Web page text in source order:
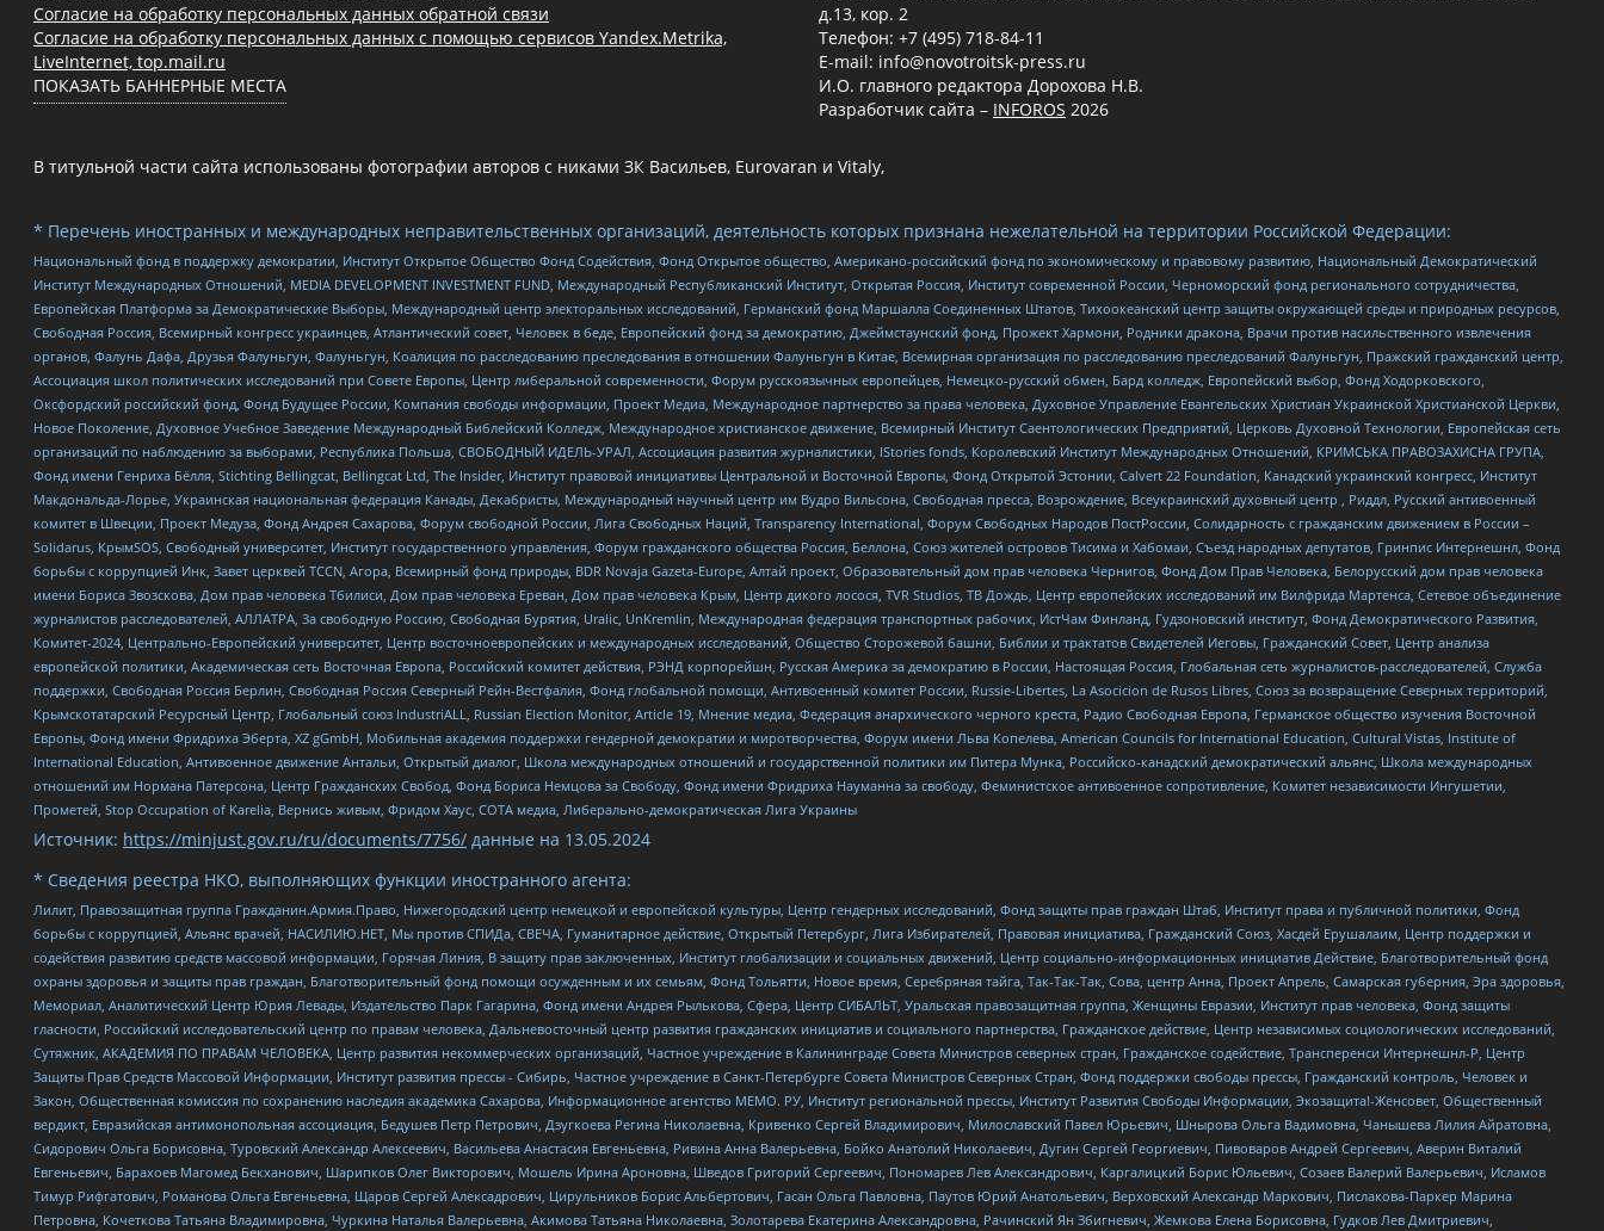
Согласие на обработку персональных данных обратной связи
Согласие на обработку персональных данных с помощью сервисов Yandex.Metrika,
LiveInternet, top.mail.ru
ПОКАЗАТЬ БАННЕРНЫЕ МЕСТА
д.13, кор. 2
Телефон: +7 (495) 718-84-11
E-mail: info@novotroitsk-press.ru
И.О. главного редактора Дорохова Н.В.
Разработчик сайта – INFOROS 2026
В титульной части сайта использованы фотографии авторов с никами ЗК Васильев, Eurovaran и Vitaly,
* Перечень иностранных и международных неправительственных организаций, деятельность которых признана нежелательной на территории Российской Федерации:
Национальный фонд в поддержку демократии, Институт Открытое Общество Фонд Содействия, Фонд Открытое общество, Американо-российский фонд по экономическому и правовому развитию, Национальный Демократический
Институт Международных Отношений, MEDIA DEVELOPMENT INVESTMENT FUND, Международный Республиканский Институт, Открытая Россия, Институт современной России, Черноморский фонд регионального сотрудничества,
Европейская Платформа за Демократические Выборы, Международный центр электоральных исследований, Германский фонд Маршалла Соединенных Штатов, Тихоокеанский центр защиты окружающей среды и природных ресурсов,
Свободная Россия, Всемирный конгресс украинцев, Атлантический совет, Человек в беде, Европейский фонд за демократию, Джеймстаунский фонд, Прожект Хармони, Родники дракона, Врачи против насильственного извлечения
органов, Фалунь Дафа, Друзья Фалуньгун, Фалуньгун, Коалиция по расследованию преследования в отношении Фалуньгун в Китае, Всемирная организация по расследованию преследований Фалуньгун, Пражский гражданский центр,
Ассоциация школ политических исследований при Совете Европы, Центр либеральной современности, Форум русскоязычных европейцев, Немецко-русский обмен, Бард колледж, Европейский выбор, Фонд Ходорковского,
Оксфордский российский фонд, Фонд Будущее России, Компания свободы информации, Проект Медиа, Международное партнерство за права человека, Духовное Управление Евангельских Христиан Украинской Христианской Церкви,
Новое Поколение, Духовное Учебное Заведение Международный Библейский Колледж, Международное христианское движение, Всемирный Институт Саентологических Предприятий, Церковь Духовной Технологии, Европейская сеть
организаций по наблюдению за выборами, Республика Польша, СВОБОДНЫЙ ИДЕЛЬ-УРАЛ, Ассоциация развития журналистики, IStories fonds, Королевский Институт Международных Отношений, КРИМСЬКА ПРАВОЗАХИСНА ГРУПА,
Фонд имени Генриха Бёлля, Stichting Bellingcat, Bellingcat Ltd, The Insider, Институт правовой инициативы Центральной и Восточной Европы, Фонд Открытой Эстонии, Calvert 22 Foundation, Канадский украинский конгресс, Институт
Макдональда-Лорье, Украинская национальная федерация Канады, Декабристы, Международный научный центр им Вудро Вильсона, Свободная пресса, Возрождение, Всеукраинский духовный центр , Риддл, Русский антивоенный
комитет в Швеции, Проект Медуза, Фонд Андрея Сахарова, Форум свободной России, Лига Свободных Наций, Transparеncy International, Форум Свободных Народов ПостРоссии, Солидарность с гражданским движением в России –
Solidarus, КрымSOS, Свободный университет, Институт государственного управления, Форум гражданского общества Россия, Беллона, Союз жителей островов Тисима и Хабомаи, Съезд народных депутатов, Гринпис Интернешнл, Фонд
борьбы с коррупцией Инк, Завет церквей TCCN, Агора, Всемирный фонд природы, BDR Novaja Gazeta-Europe, Алтай проект, Образовательный дом прав человека Чернигов, Фонд Дом Прав Человека, Белорусский дом прав человека
имени Бориса Звозскова, Дом прав человека Тбилиси, Дом прав человека Ереван, Дом прав человека Крым, Центр дикого лосося, TVR Studios, ТВ Дождь, Центр европейских исследований им Вилфрида Мартенса, Сетевое объединение
журналистов расследователей, АЛЛАТРА, За свободную Россию, Свободная Бурятия, Uralic, UnKremlin, Международная федерация транспортных рабочих, ИстЧам Финланд, Гудзоновский институт, Фонд Демократического Развития,
Комитет-2024, Центрально-Европейский университет, Центр восточноевропейских и международных исследований, Общество Сторожевой башни, Библии и трактатов Свидетелей Иеговы, Гражданский Совет, Центр анализа
европейской политики, Академическая сеть Восточная Европа, Российский комитет действия, РЭНД корпорейшн, Русская Америка за демократию в России, Настоящая Россия, Глобальная сеть журналистов-расследователей, Служба
поддержки, Свободная Россия Берлин, Свободная Россия Северный Рейн-Вестфалия, Фонд глобальной помощи, Антивоенный комитет России, Russie-Libertes, La Asocicion de Rusos Libres, Союз за возвращение Северных территорий,
Крымскотатарский Ресурсный Центр, Глобальный союз IndustriALL, Russian Election Monitor, Article 19, Мнение медиа, Федерация анархического черного креста, Радио Свободная Европа, Германское общество изучения Восточной
Европы, Фонд имени Фридриха Эберта, XZ gGmbH, Мобильная академия поддержки гендерной демократии и миротворчества, Форум имени Льва Копелева, American Councils for International Education, Cultural Vistas, Institute of
International Education, Антивоенное движение Антальи, Открытый диалог, Школа международных отношений и государственной политики им Питера Мунка, Российско-канадский демократический альянс, Школа международных
отношений им Нормана Патерсона, Центр Гражданских Свобод, Фонд Бориса Немцова за Свободу, Фонд имени Фридриха Науманна за свободу, Феминистское антивоенное сопротивление, Комитет независимости Ингушетии,
Прометей, Stop Occupation of Karelia, Вернись живым, Фридом Хаус, СОТА медиа, Либерально-демократическая Лига Украины
Источник: https://minjust.gov.ru/ru/documents/7756/ данные на 13.05.2024
* Сведения реестра НКО, выполняющих функции иностранного агента:
Лилит, Правозащитная группа Гражданин.Армия.Право, Нижегородский центр немецкой и европейской культуры, Центр гендерных исследований, Фонд защиты прав граждан Штаб, Институт права и публичной политики, Фонд
борьбы с коррупцией, Альянс врачей, НАСИЛИЮ.НЕТ, Мы против СПИДа, СВЕЧА, Гуманитарное действие, Открытый Петербург, Лига Избирателей, Правовая инициатива, Гражданский Союз, Хасдей Ерушалаим, Центр поддержки и
содействия развитию средств массовой информации, Горячая Линия, В защиту прав заключенных, Институт глобализации и социальных движений, Центр социально-информационных инициатив Действие, Благотворительный фонд
охраны здоровья и защиты прав граждан, Благотворительный фонд помощи осужденным и их семьям, Фонд Тольятти, Новое время, Серебряная тайга, Так-Так-Так, Сова, центр Анна, Проект Апрель, Самарская губерния, Эра здоровья,
Мемориал, Аналитический Центр Юрия Левады, Издательство Парк Гагарина, Фонд имени Андрея Рылькова, Сфера, Центр СИБАЛЬТ, Уральская правозащитная группа, Женщины Евразии, Институт прав человека, Фонд защиты
гласности, Российский исследовательский центр по правам человека, Дальневосточный центр развития гражданских инициатив и социального партнерства, Гражданское действие, Центр независимых социологических исследований,
Сутяжник, АКАДЕМИЯ ПО ПРАВАМ ЧЕЛОВЕКА, Центр развития некоммерческих организаций, Частное учреждение в Калининграде Совета Министров северных стран, Гражданское содействие, Трансперенси Интернешнл-Р, Центр
Защиты Прав Средств Массовой Информации, Институт развития прессы - Сибирь, Частное учреждение в Санкт-Петербурге Совета Министров Северных Стран, Фонд поддержки свободы прессы, Гражданский контроль, Человек и
Закон, Общественная комиссия по сохранению наследия академика Сахарова, Информационное агентство МЕМО. РУ, Институт региональной прессы, Институт Развития Свободы Информации, Экозащита!-Женсовет, Общественный
вердикт, Евразийская антимонопольная ассоциация, Бедушев Петр Петрович, Дзугкоева Регина Николаевна, Кривенко Сергей Владимирович, Милославский Павел Юрьевич, Шнырова Ольга Вадимовна, Чанышева Лилия Айратовна,
Сидорович Ольга Борисовна, Туровский Александр Алексеевич, Васильева Анастасия Евгеньевна, Ривина Анна Валерьевна, Бойко Анатолий Николаевич, Дугин Сергей Георгиевич, Пивоваров Андрей Сергеевич, Аверин Виталий
Евгеньевич, Барахоев Магомед Бекханович, Шарипков Олег Викторович, Мошель Ирина Ароновна, Шведов Григорий Сергеевич, Пономарев Лев Александрович, Каргалицкий Борис Юльевич, Созаев Валерий Валерьевич, Исламов
Тимур Рифгатович, Романова Ольга Евгеньевна, Щаров Сергей Алексадрович, Цирульников Борис Альбертович, Гасан Ольга Павловна, Паутов Юрий Анатольевич, Верховский Александр Маркович, Пислакова-Паркер Марина
Петровна, Кочеткова Татьяна Владимировна, Чуркина Наталья Валерьевна, Акимова Татьяна Николаевна, Золотарева Екатерина Александровна, Рачинский Ян Збигневич, Жемкова Елена Борисовна, Гудков Лев Дмитриевич,